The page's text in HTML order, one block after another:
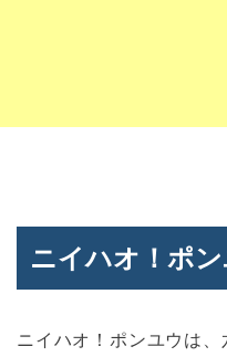
ニイハオ！ポ
ニイハオ！ポンユウは